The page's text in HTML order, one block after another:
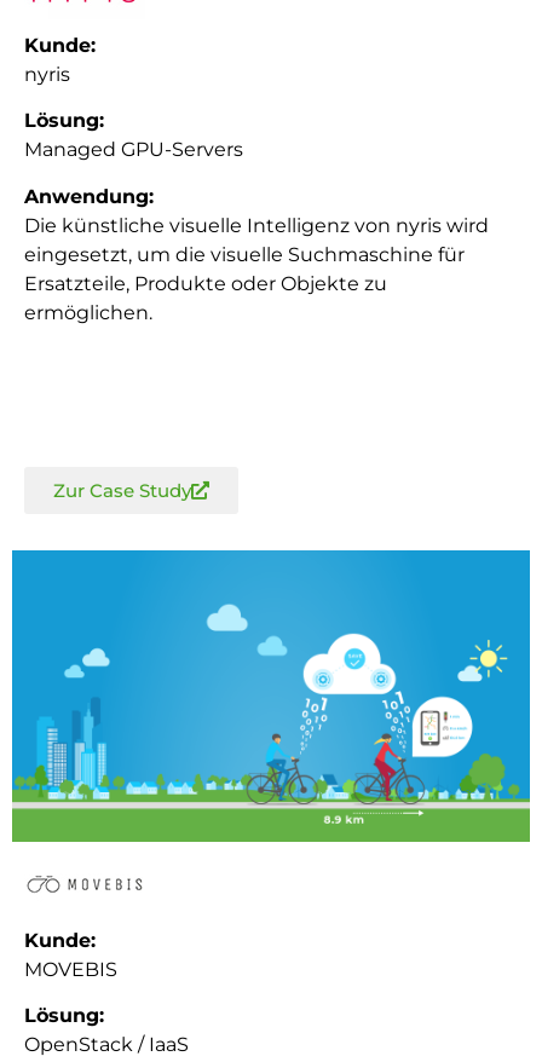
Kunde:
nyris
Lösung:
Managed GPU-Servers
Anwendung:
Die künstliche visuelle Intelligenz von nyris wird
eingesetzt, um die visuelle Suchmaschine für
Ersatzteile, Produkte oder Objekte zu
ermöglichen.
Zur Case Study
Kunde:
MOVEBIS
Lösung:
OpenStack / IaaS